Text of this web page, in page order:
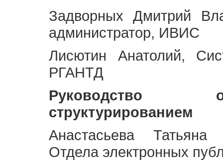
Задворных Дмитрий
администратор, ИВИС
Лисютин Анатолий,
РГАНТД
Руководство
структурированием
Анастасьева Татьяна
Отдела электронных